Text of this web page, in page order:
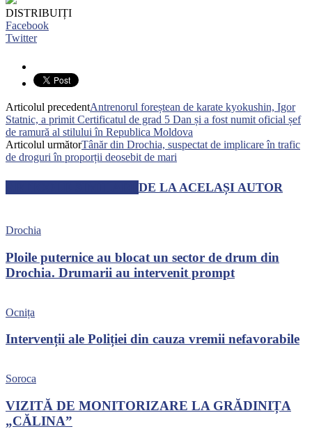
DISTRIBUIȚI
Facebook
Twitter
Articolul precedentAntrenorul foreștean de karate kyokushin, Igor
Statnic, a primit Certificatul de grad 5 Dan și a fost numit oficial șef
de ramură al stilului în Republica Moldova
Articolul următorTânăr din Drochia, suspectat de implicare în trafic
de droguri în proporții deosebit de mari
DE LA ACELAȘI AUTOR
Drochia
Ploile puternice au blocat un sector de drum din
Drochia. Drumarii au intervenit prompt
Ocnița
Intervenții ale Poliției din cauza vremii nefavorabile
Soroca
VIZITĂ DE MONITORIZARE LA GRĂDINIȚA
„CĂLINA”